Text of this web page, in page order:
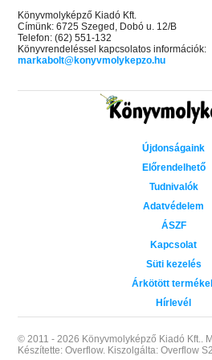
Könyvmolyképző Kiadó Kft.
Címünk: 6725 Szeged, Dobó u. 12/B
Telefon: (62) 551-132
Könyvrendeléssel kapcsolatos információk:
markabolt@konyvmolykepzo.hu
Újdonságaink
Előrendelhető
Tudnivalók
Adatvédelem
ÁSZF
Kapcsolat
Süti kezelés
Árkötött
Hírlevél
© 2011 - 2026 Könyvmolyképző Kiadó Kft..
Készítette: Overflow. Kiszolgálta: Overflow